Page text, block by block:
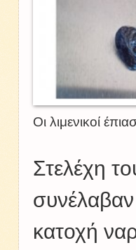
Οι λιμενικοί
Στελέχη
κατοχή